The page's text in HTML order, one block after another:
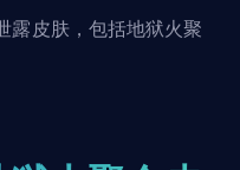
露皮肤，包括地狱火聚